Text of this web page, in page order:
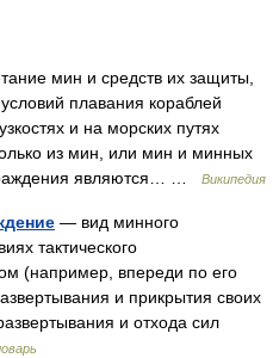
мин и средств их защиты,
плавания кораблей
и на морских путях
из мин, или мин и минных
являются… …
Википедия
— вид минного
тактического
(например, впереди по его
и прикрытия своих
и отхода сил